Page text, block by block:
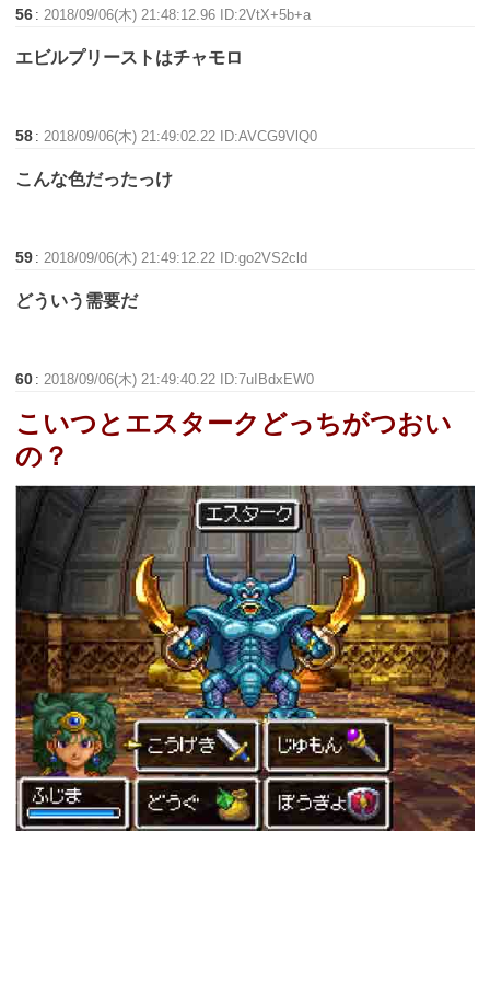
56 : 2018/09/06(木) 21:48:12.96 ID:2VtX+5b+a
エビルプリーストはチャモロ
58 : 2018/09/06(木) 21:49:02.22 ID:AVCG9VlQ0
こんな色だったっけ
59 : 2018/09/06(木) 21:49:12.22 ID:go2VS2cld
どういう需要だ
60 : 2018/09/06(木) 21:49:40.22 ID:7uIBdxEW0
こいつとエスタークどっちがつおい
の？